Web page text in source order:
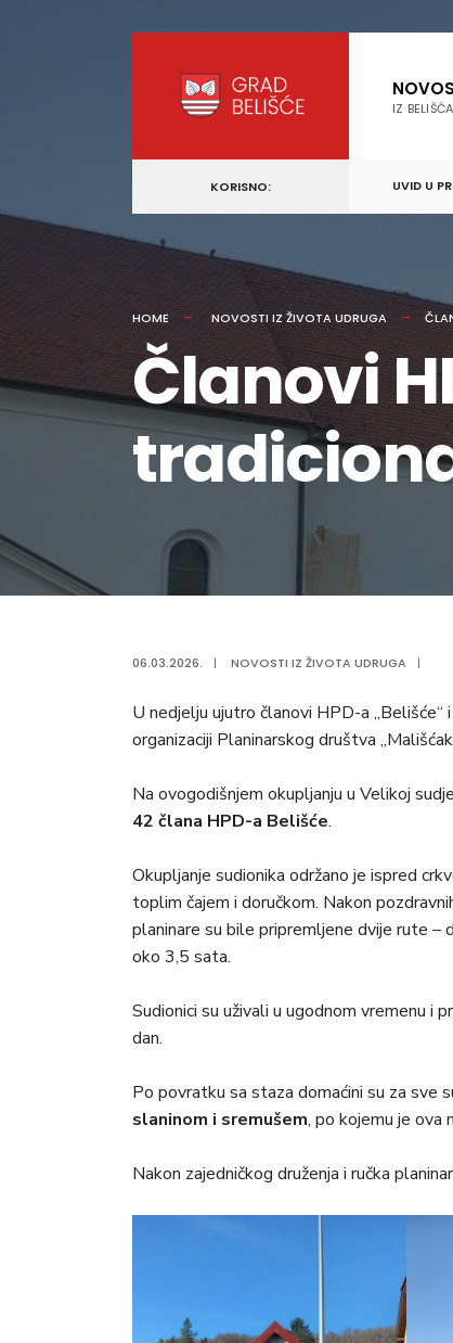
content
IZ BELIŠĆA
KORISNO: UVID U
HOME NOVOSTI IZ ŽIVOTA UDRUGA
Članovi
06.03.2026. | NOVOSTI IZ ŽIVOTA UDRUGA |
U nedjelju ujutro članovi HPD-a
organizaciji Planinarskog društva
Na ovogodišnjem okupljanju u Velikoj
42 člana HPD-a Belišće.
Okupljanje sudionika održano je ispred
toplim čajem i doručkom. Nakon
planinare su bile pripremljene dvije rute –
oko 3,5 sata.
Sudionici su uživali u ugodnom vremenu i
dan.
Po povratku sa staza domaćini su za sve
slaninom i sremušem, po kojemu je ova
Nakon zajedničkog druženja i ručka